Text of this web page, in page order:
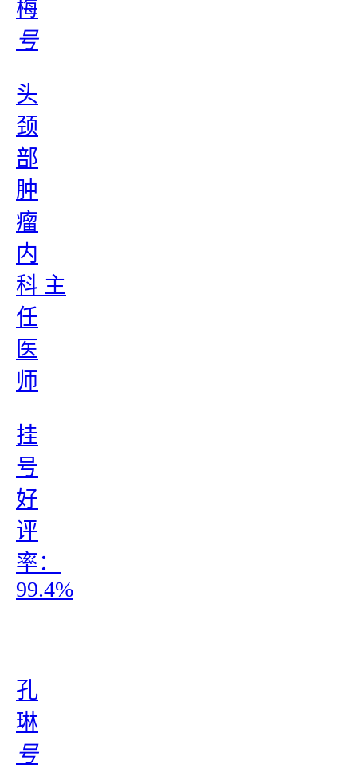
梅
号
头
颈
部
肿
瘤
内
科 主
任
医
师
挂
号
好
评
率：
99.4%
孔
琳
号